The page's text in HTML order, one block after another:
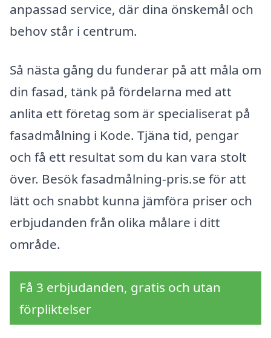
anpassad service, där dina önskemål och
behov står i centrum.
Så nästa gång du funderar på att måla om
din fasad, tänk på fördelarna med att
anlita ett företag som är specialiserat på
fasadmålning i Kode. Tjäna tid, pengar
och få ett resultat som du kan vara stolt
över. Besök fasadmålning-pris.se för att
lätt och snabbt kunna jämföra priser och
erbjudanden från olika målare i ditt
område.
Få 3 erbjudanden, gratis och utan
förpliktelser